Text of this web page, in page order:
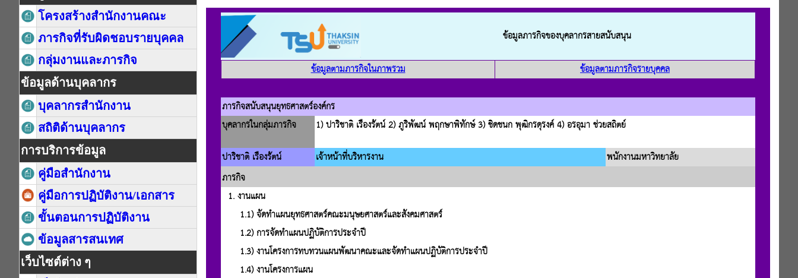
โครงสร้างสำนักงานคณะ
ภารกิจที่รับผิดชอบรายบุคคล
กลุ่มงานและภารกิจ
ข้อมูลด้านบุคลากร
บุคลากรสำนักงาน
สถิติด้านบุคลากร
การบริการข้อมูล
คู่มือสำนักงาน
คู่มือการปฏิบัติงาน/เอกสาร
ขั้นตอนการปฏิบัติงาน
ข้อมูลสารสนเทศ
เว็บไซต์ต่าง ๆ